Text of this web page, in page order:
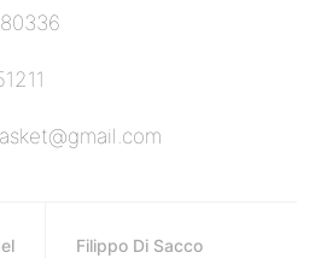
Filippo Di Sacco